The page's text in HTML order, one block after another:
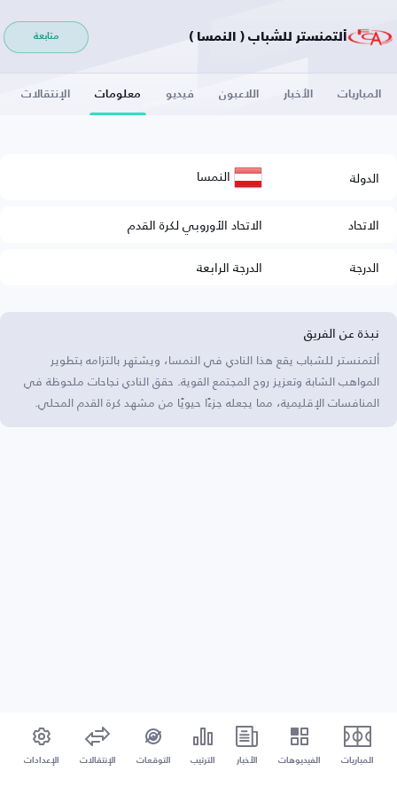
ألتمنستر للشباب ( النمسا ) متابعة
المباريات الأخبار اللاعبون فيديو معلومات الإنتقالات
الدولة النمسا
الاتحاد
الاتحاد الأوروبي لكرة القدم
الدرجة
الدرجة الرابعة
نبذة عن الفريق
ألتمنستر للشباب يقع هذا النادي في النمسا، ويشتهر بالتزامه بتطوير
المواهب الشابة وتعزيز روح المجتمع القوية. حقق النادي نجاحات ملحوظة في
المنافسات الإقليمية، مما يجعله جزءًا حيويًا من مشهد كرة القدم المحلي.
المباريات الفيديوهات الأخبار الترتيب التوقعات الإنتقالات الإعدادات